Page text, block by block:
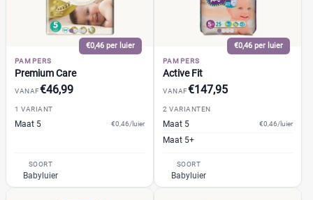
(15)
5+
0
1
13+ (0)
2
▼ +26 meer
€0,46 per luier
PAMPERS
Premium Care
VANAF€46,99
1 VARIANT
Maat 5 €0,46/luier
SOORT
Babyluier
€0,46 per luier
PAMPERS
Active Fit
VANAF€147,95
2 VARIANTEN
Maat 5 €0,46/luier
Maat 5+
SOORT
Babyluier